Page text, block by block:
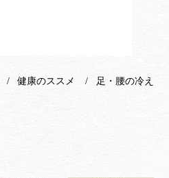
健康のススメ 足・腰の冷え